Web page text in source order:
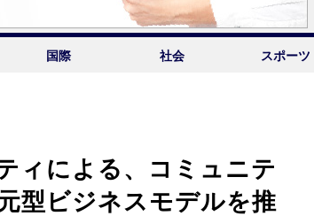
国際 社会 スポーツ
ィによる、コミュニテ
型ビジネスモデルを推